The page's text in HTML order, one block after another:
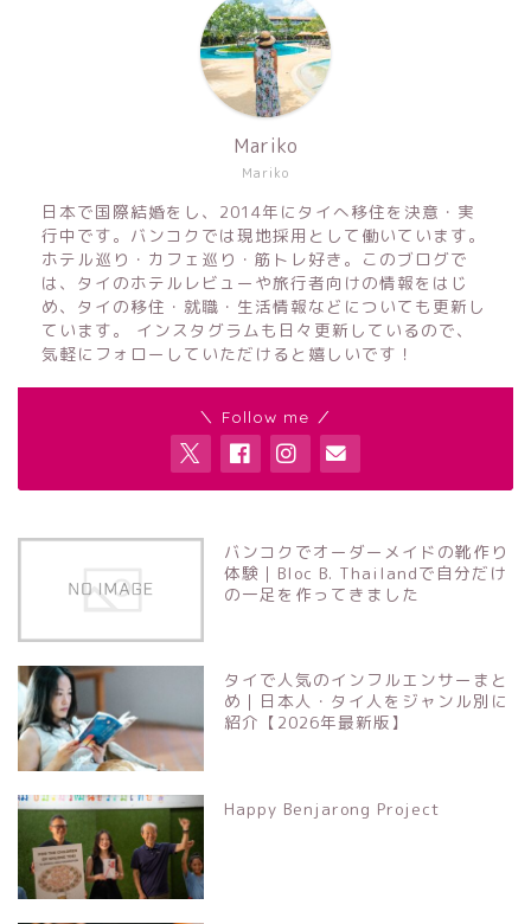
Mariko
Mariko
日本で国際結婚をし、2014年にタイへ移住を決意・実
行中です。バンコクでは現地採用として働いています。
ホテル巡り・カフェ巡り・筋トレ好き。このブログで
は、タイのホテルレビューや旅行者向けの情報をはじ
め、タイの移住・就職・生活情報などについても更新し
ています。 インスタグラムも日々更新しているので、
気軽にフォローしていただけると嬉しいです！
＼ Follow me ／
バンコクでオーダーメイドの靴作り
体験｜Bloc B. Thailandで自分だけ
の一足を作ってきました
タイで人気のインフルエンサーまと
め｜日本人・タイ人をジャンル別に
紹介【2026年最新版】
Happy Benjarong Project